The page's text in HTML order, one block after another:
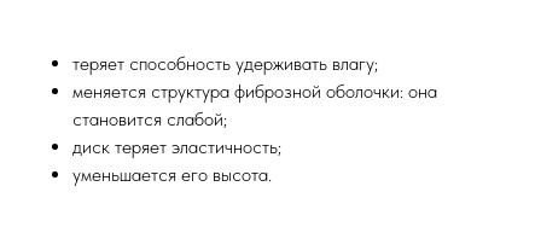
теряет способность удерживать влагу;
меняется структура фиброзной оболочки: она
становится слабой;
диск теряет эластичность;
уменьшается его высота.